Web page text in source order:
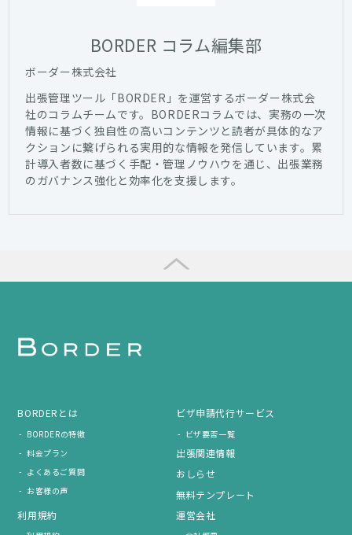
BORDER コラム編集部
ボーダー株式会社
出張管理ツール「BORDER」を運営するボーダー株式会
社のコラムチームです。BORDERコラムでは、実務の一次
情報に基づく独自性の高いコンテンツと読者が具体的なア
クションに繋げられる実用的な情報を発信しています。累
計導入者数に基づく手配・管理ノウハウを通じ、出張業務
のガバナンス強化と効率化を支援します。
BORDERとは
BORDERの特徴
料金プラン
よくあるご質問
お客様の声
ビザ申請代行サービス
ビザ要否一覧
出張関連情報
おしらせ
無料テンプレート
利用規約
運営会社